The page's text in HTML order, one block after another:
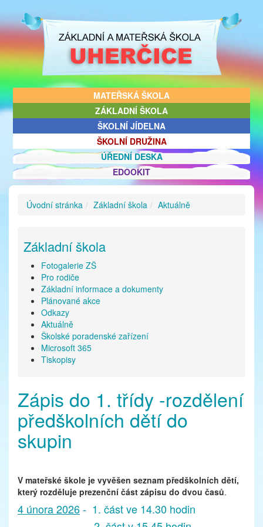
MATEŘSKÁ ŠKOLA
ZÁKLADNÍ ŠKOLA
ŠKOLNÍ JÍDELNA
ŠKOLNÍ DRUŽINA
ÚŘEDNÍ DESKA
EDOOKIT
Úvodní stránka Základní škola Aktuálně
Základní škola
Fotogalerie ZŠ
Pro rodiče
Základní informace a dokumenty
Plánované akce
Odkazy
Aktuálně
Školské poradenské zařízení
Microsoft 365
Tiskopisy
Zápis do 1. třídy -rozdělení
předškolních dětí do
skupin
V mateřské škole je vyvěšen seznam předškolních dětí,
který rozděluje prezenční část zápisu do dvou časů.
4 února 2026- 1. část ve 14.30 hodin